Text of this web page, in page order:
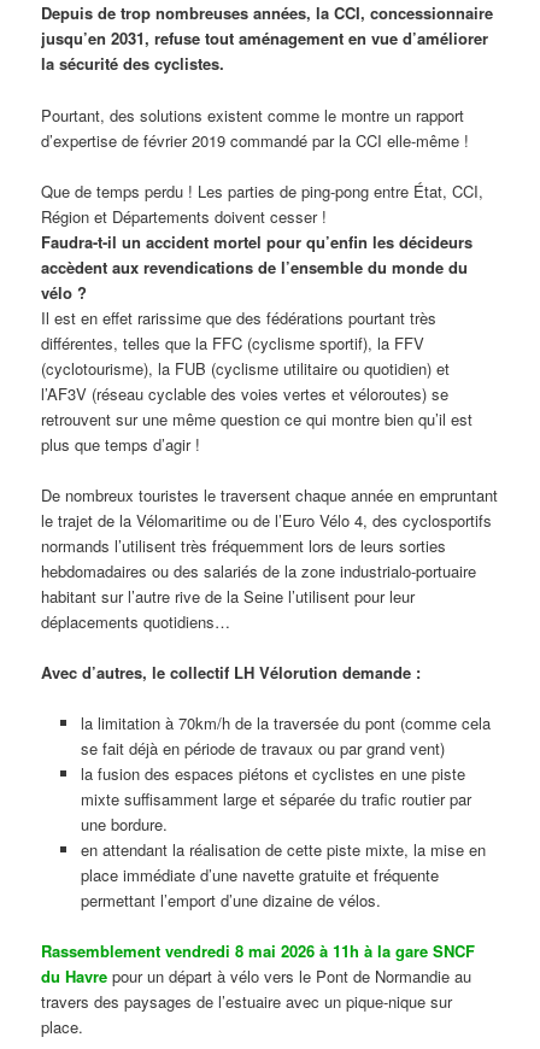
Depuis de trop nombreuses années, la CCI, concessionnaire
jusqu’en 2031, refuse tout aménagement en vue d’améliorer
la sécurité des cyclistes.
Pourtant, des solutions existent comme le montre un rapport
d’expertise de février 2019 commandé par la CCI elle-même !
Que de temps perdu ! Les parties de ping-pong entre État, CCI,
Région et Départements doivent cesser !
Faudra-t-il un accident mortel pour qu’enfin les décideurs
accèdent aux revendications de l’ensemble du monde du
vélo ?
Il est en effet rarissime que des fédérations pourtant très
différentes, telles que la FFC (cyclisme sportif), la FFV
(cyclotourisme), la FUB (cyclisme utilitaire ou quotidien) et
l’AF3V (réseau cyclable des voies vertes et véloroutes) se
retrouvent sur une même question ce qui montre bien qu’il est
plus que temps d’agir !
De nombreux touristes le traversent chaque année en empruntant
le trajet de la Vélomaritime ou de l’Euro Vélo 4, des cyclosportifs
normands l’utilisent très fréquemment lors de leurs sorties
hebdomadaires ou des salariés de la zone industrialo-portuaire
habitant sur l’autre rive de la Seine l’utilisent pour leur
déplacements quotidiens…
Avec d’autres, le collectif LH Vélorution demande :
la limitation à 70km/h de la traversée du pont (comme cela
se fait déjà en période de travaux ou par grand vent)
la fusion des espaces piétons et cyclistes en une piste
mixte suffisamment large et séparée du trafic routier par
une bordure.
en attendant la réalisation de cette piste mixte, la mise en
place immédiate d’une navette gratuite et fréquente
permettant l’emport d’une dizaine de vélos.
Rassemblement vendredi 8 mai 2026 à 11h à la gare SNCF
du Havre pour un départ à vélo vers le Pont de Normandie au
travers des paysages de l’estuaire avec un pique-nique sur
place.